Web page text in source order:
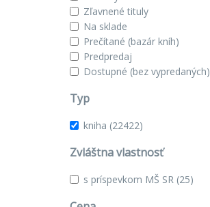
Zľavnené tituly
Na sklade
Prečítané (bazár kníh)
Predpredaj
Dostupné (bez vypredaných)
Typ
kniha (22422)
Zvláštna vlastnosť
s príspevkom MŠ SR (25)